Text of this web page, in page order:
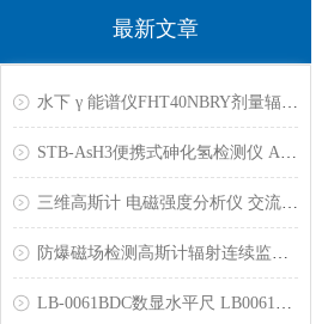
最新文章
水下 γ 能谱仪FHT40NBRY剂量辐射污染检测仪BETA伽玛射线中子探测仪能谱成像仪锗谱仪
STB-AsH3便携式砷化氢检测仪 AsH3气体检漏仪
三维高斯计 电磁强度分析仪 交流磁场测量仪 特斯拉计 磁通计
防爆磁场检测高斯计辐射连续监测仪固定区域辐射连续监测仪防爆电磁辐射报警仪核素识别仪xγ剂量率仪表面污染检测仪中子剂量率仪
LB-0061BDC数显水平尺 LB0061BDC电子水平仪 JYCN060多功能电子水平尺